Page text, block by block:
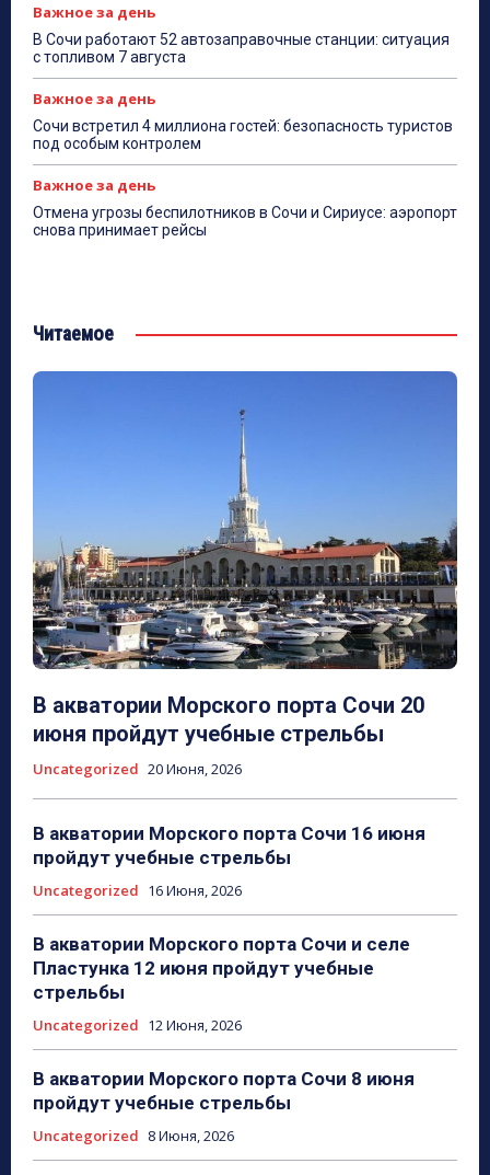
Важное за день
В Сочи работают 52 автозаправочные станции: ситуация
с топливом 7 августа
Важное за день
Сочи встретил 4 миллиона гостей: безопасность туристов
под особым контролем
Важное за день
Отмена угрозы беспилотников в Сочи и Сириусе: аэропорт
снова принимает рейсы
Читаемое
В акватории Морского порта Сочи 20
июня пройдут учебные стрельбы
Uncategorized 20 Июня, 2026
В акватории Морского порта Сочи 16 июня
пройдут учебные стрельбы
Uncategorized 16 Июня, 2026
В акватории Морского порта Сочи и селе
Пластунка 12 июня пройдут учебные
стрельбы
Uncategorized 12 Июня, 2026
В акватории Морского порта Сочи 8 июня
пройдут учебные стрельбы
Uncategorized 8 Июня, 2026